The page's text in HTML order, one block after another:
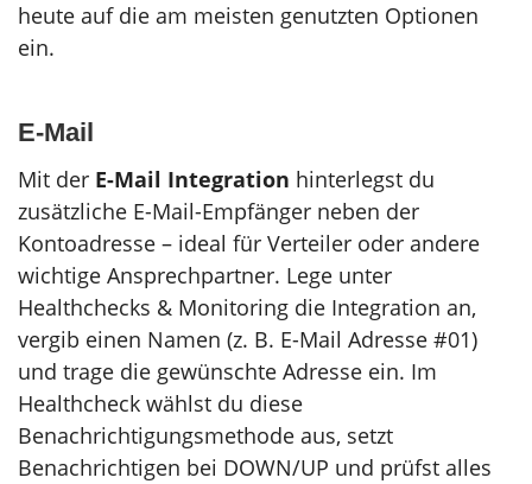
heute auf die am meisten genutzten Optionen
ein.
E-Mail
Mit der E-Mail Integration hinterlegst du
zusätzliche E-Mail-Empfänger neben der
Kontoadresse – ideal für Verteiler oder andere
wichtige Ansprechpartner. Lege unter
Healthchecks & Monitoring die Integration an,
vergib einen Namen (z. B. E-Mail Adresse #01)
und trage die gewünschte Adresse ein. Im
Healthcheck wählst du diese
Benachrichtigungsmethode aus, setzt
Benachrichtigen bei DOWN/UP und prüfst alles